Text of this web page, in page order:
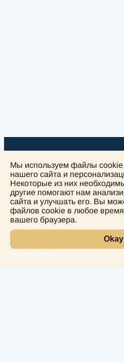
Мы используем файлы
нашего сайта и
Некоторые из них
другие помогают нам
сайта и улучшать его. Вы
файлов cookie в любое время
вашего браузера.
Okay
More information